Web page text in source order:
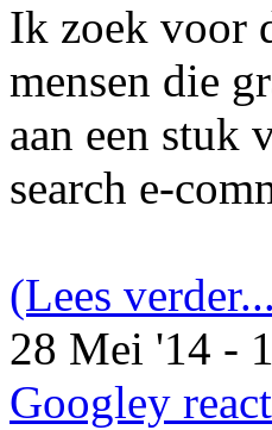
Ik zoek voor
mensen die
aan een stuk
search e-
(Lees
28 Mei '14 -
Googley